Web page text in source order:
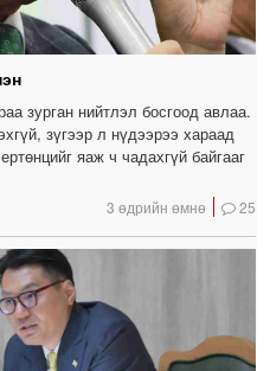
зурган нийтлэл босгоод авлаа.
зүгээр л нүдээрээ хараад
яаж ч чадахгүй байгааг
3 өдрийн өмнө 25